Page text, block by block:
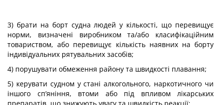
3) брати на борт судна людей у кількості, що перевищує
норми, визначені виробником та/або класифікаційним
товариством, або перевищує кількість наявних на борту
індивідуальних рятувальних засобів;
4) порушувати обмеження району та швидкості плавання;
5) керувати судном у стані алкогольного, наркотичного чи
іншого сп’яніння, втоми або під впливом лікарських